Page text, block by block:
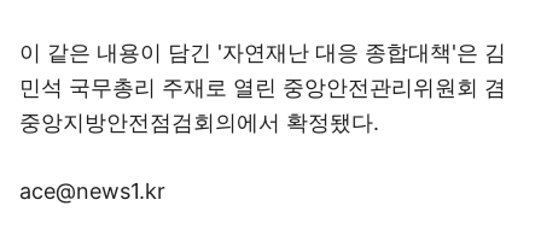
이 같은 내용이 담긴 '자연재난 대응 종합대책'은 김
민석 국무총리 주재로 열린 중앙안전관리위원회 겸
중앙지방안전점검회의에서 확정됐다.
ace@news1.kr